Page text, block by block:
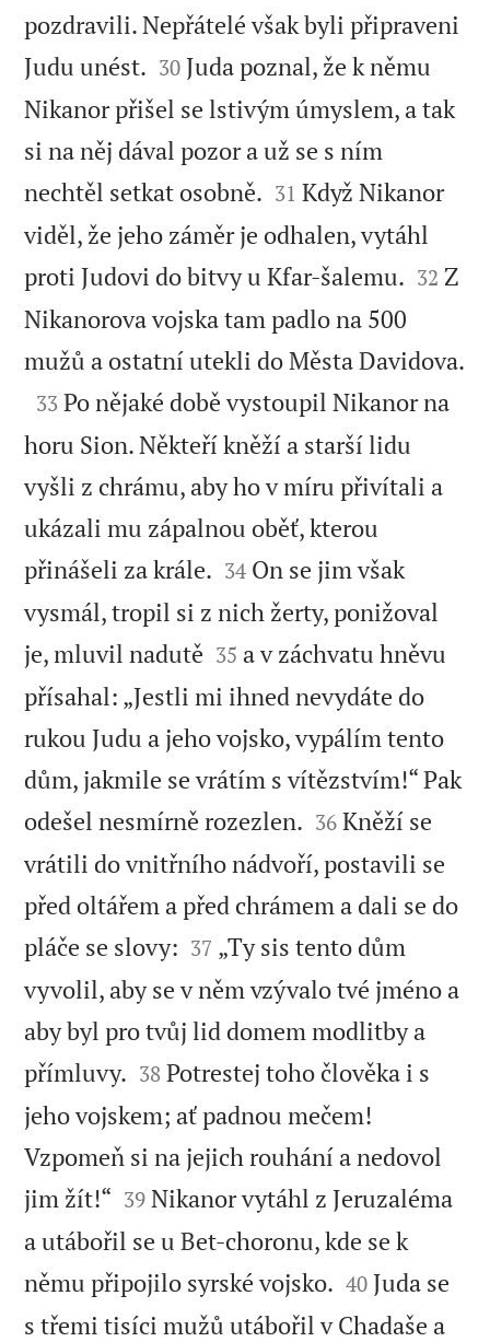
pozdravili. Nepřátelé však byli připraveni
Judu unést. 

30 Juda poznal, že k němu
Nikanor přišel se lstivým úmyslem, a tak
si na něj dával pozor a už se s ním
nechtěl setkat osobně. 

31 Když Nikanor
viděl, že jeho záměr je odhalen, vytáhl
proti Judovi do bitvy u Kfar-šalemu. 

32 Z
Nikanorova vojska tam padlo na 500
mužů a ostatní utekli do Města Davidova.

33 Po nějaké době vystoupil Nikanor na
horu Sion. Někteří kněží a starší lidu
vyšli z chrámu, aby ho v míru přivítali a
ukázali mu zápalnou oběť, kterou
přinášeli za krále. 

34 On se jim však
vysmál, tropil si z nich žerty, ponižoval
je, mluvil nadutě 

35 a v záchvatu hněvu
přísahal: „Jestli mi ihned nevydáte do
rukou Judu a jeho vojsko, vypálím tento
dům, jakmile se vrátím s vítězstvím!“ Pak
odešel nesmírně rozezlen. 

36 Kněží se
vrátili do vnitřního nádvoří, postavili se
před oltářem a před chrámem a dali se do
pláče se slovy: 

37 „Ty sis tento dům
vyvolil, aby se v něm vzývalo tvé jméno a
aby byl pro tvůj lid domem modlitby a
přímluvy. 

38 Potrestej toho člověka i s
jeho vojskem; ať padnou mečem!
Vzpomeň si na jejich rouhání a nedovol
jim žít!“ 

39 Nikanor vytáhl z Jeruzaléma
a utábořil se u Bet-choronu, kde se k
němu připojilo syrské vojsko. 

40 Juda se
s třemi tisíci mužů utábořil v Chadaše a